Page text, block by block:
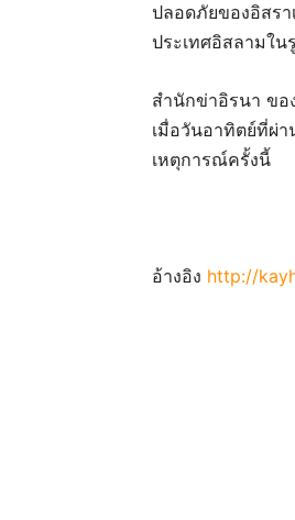
ปลอดภัยของอิสร
ประเทศอิสลามใน
สำนักข่าอิรนา ขอ
เมื่อวันอาทิตย์ที่ผ่
เหตุการณ์ครั้งนี้
อ้างอิง http://